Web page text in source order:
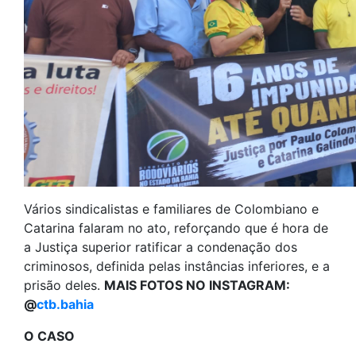
Vários sindicalistas e familiares de Colombiano e
Catarina falaram no ato, reforçando que é hora de
a Justiça superior ratificar a condenação dos
criminosos, definida pelas instâncias inferiores, e a
prisão deles. MAIS FOTOS NO INSTAGRAM:
@ctb.bahia
O CASO